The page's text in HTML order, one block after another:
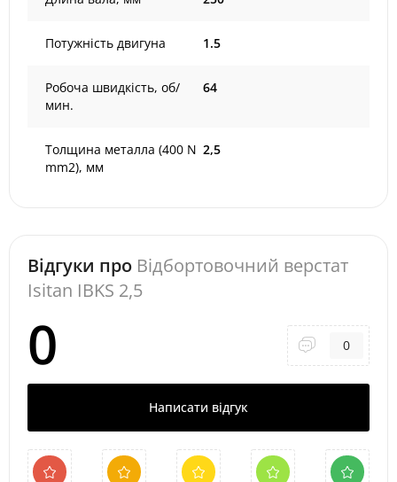
Потужність двигуна 1.5
Робоча швидкість, об/
мин.
64
Толщина металла (400 N
mm2), мм
2,5
Відгуки про Відбортовочний верстат
Isitan IBKS 2,5
0 0
Написати відгук